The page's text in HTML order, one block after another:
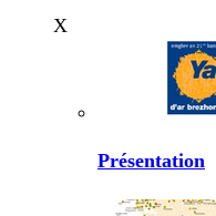
X
Présentation